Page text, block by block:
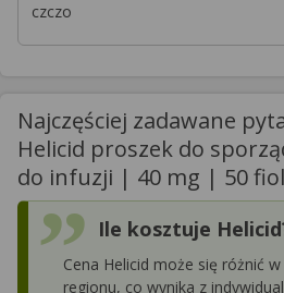
czczo
Najczęściej zadawane
Helicid proszek do
do infuzji | 40 mg | 50
Ile kosztuje
Cena Helicid może się różnić
regionu, co wynika z